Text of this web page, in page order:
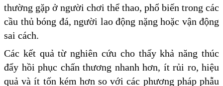
thường gặp ở người chơi thể thao, phổ biến trong các
cầu thủ bóng đá, người lao động nặng hoặc vận động
sai cách.
Các kết quả từ nghiên cứu cho thấy khả năng thúc
đẩy hồi phục chấn thương nhanh hơn, ít rủi ro, hiệu
quả và ít tốn kém hơn so với các phương pháp phẫu